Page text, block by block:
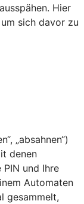
Hier
sich davor zu
„absahnen“)
denen
PIN und Ihre
Automaten
gesammelt,